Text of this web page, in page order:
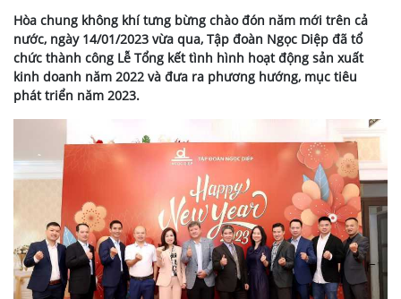
Hòa chung không khí tưng bừng chào đón năm mới trên cả
nước, ngày 14/01/2023 vừa qua, Tập đoàn Ngọc Diệp đã tổ
chức thành công Lễ Tổng kết tình hình hoạt động sản xuất
kinh doanh năm 2022 và đưa ra phương hướng, mục tiêu
phát triển năm 2023.